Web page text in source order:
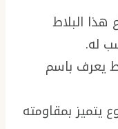
هذا البلاط
له.
يعرف باسم
يتميز بمقاومته